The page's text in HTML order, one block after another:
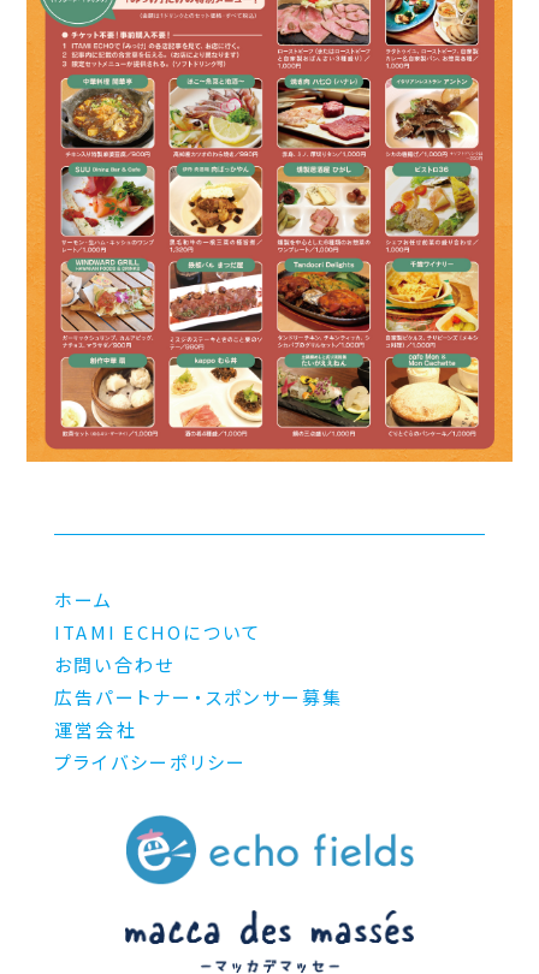
ホーム
ITAMI ECHOについて
お問い合わせ
広告パートナー・スポンサー募集
運営会社
プライバシーポリシー